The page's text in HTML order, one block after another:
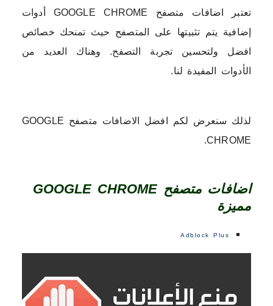
تعتبر اضافات متصفح GOOGLE CHROME أدوات
إضافية يتم تثبيتها على المتصفح حيث تمنحك خصائص
افضل ولتحسين تجربة التصفح. وهناك العديد من
الأدوات المفيدة لنا.
لذلك سنعرض لكم افضل الاضافات متصفح GOOGLE
CHROME.
اضافات متصفح GOOGLE CHROME
مميزة
Adblock Plus